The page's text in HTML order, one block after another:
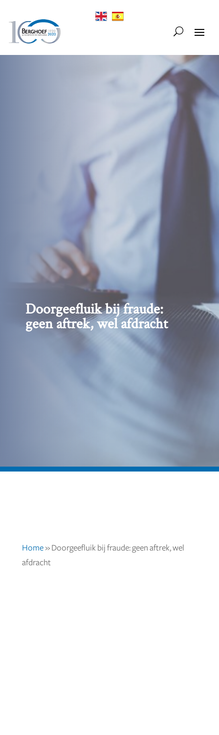
Doorgeefluik bij fraude:
geen aftrek, wel afdracht
Home» Doorgeefluik bij fraude: geen aftrek, wel
afdracht